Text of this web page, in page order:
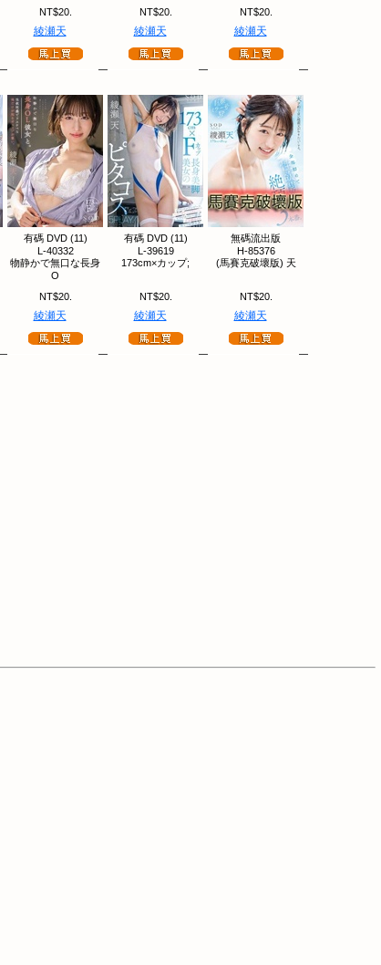
NT$20.
綾瀬天
NT$20.
綾瀬天
NT$20.
綾瀬天
有碼 DVD (11)
L-40332
物静かで無口な長身
O
NT$20.
綾瀬天
有碼 DVD (11)
L-39619
173cm×カップ;
NT$20.
綾瀬天
無碼流出版
H-85376
(馬賽克破壞版) 天
NT$20.
綾瀬天